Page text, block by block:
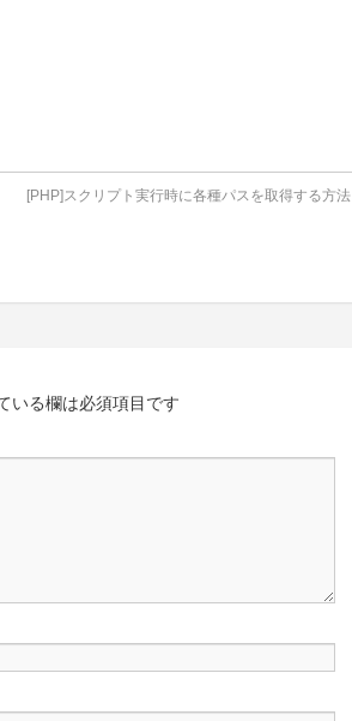
[PHP]スクリプト実行時に各種パスを取得する方法
いる欄は必須項目です